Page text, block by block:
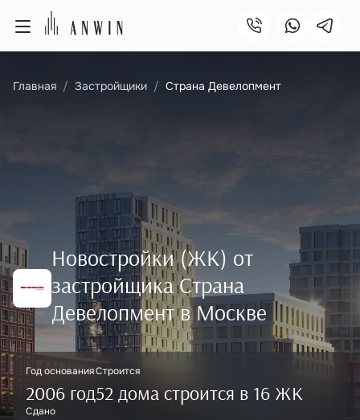
Главная Застройщики Страна Девелопмент
Новостройки (ЖК) от
застройщика Страна
Девелопмент в Москве
Год основания
2006 год
Строится
52 дома строится в 16 ЖК
Сдано